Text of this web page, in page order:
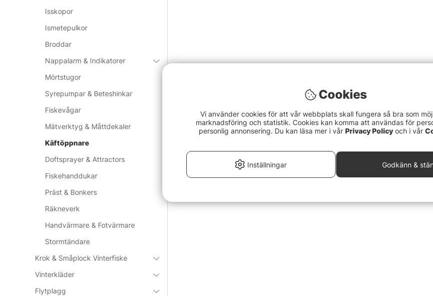
Isskopor
Ismetepulkor
Broddar
Nappalarm & Indikatorer
Mörtstugor
Syrepumpar & Beteshinkar
Fiskevågar
Mätverktyg & Måttdekaler
Käftöppnare
Doftsprayer & Attractors
Fiskehanddukar
Präst & Bonkers
Räkneverk
Handvärmare & Fotvärmare
Stormtändare
Krok & Småplock Vinterfiske
Vinterkläder
Flytplagg
Cookies
Vi använder cookies för att vår webbplats skall fungera så bra som
marknadsföring och statistik. Cookies kan komma att användas för
personlig annonsering. Du kan läsa mer i vår Privacy Policy och i vår
Inställningar Godkänn &